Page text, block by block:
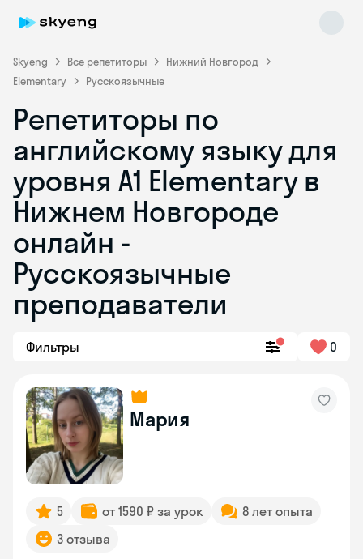
Skyeng Все репетиторы
Нижний Новгород
Elementary
Русскоязычные
Репетиторы по
английскому языку для
уровня A1 Elementary в
Нижнем Новгороде
онлайн -
Русскоязычные
преподаватели
Фильтры 0
Мария
5 от 1590 ₽ за урок
8 лет опыта
3 отзыва
Skyeng Chat